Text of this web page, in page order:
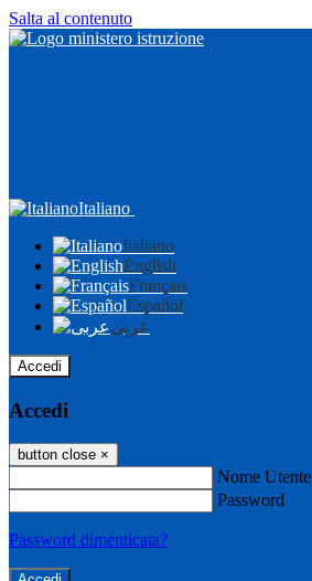
Salta al contenuto
Italiano
Italiano
English
Français
Español
عربى
Accedi
Accedi
button close ×
Nome Utente
Password
Password dimenticata?